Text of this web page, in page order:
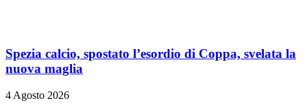
Spezia calcio, spostato l’esordio di Coppa, svelata la
nuova maglia
4 Agosto 2026